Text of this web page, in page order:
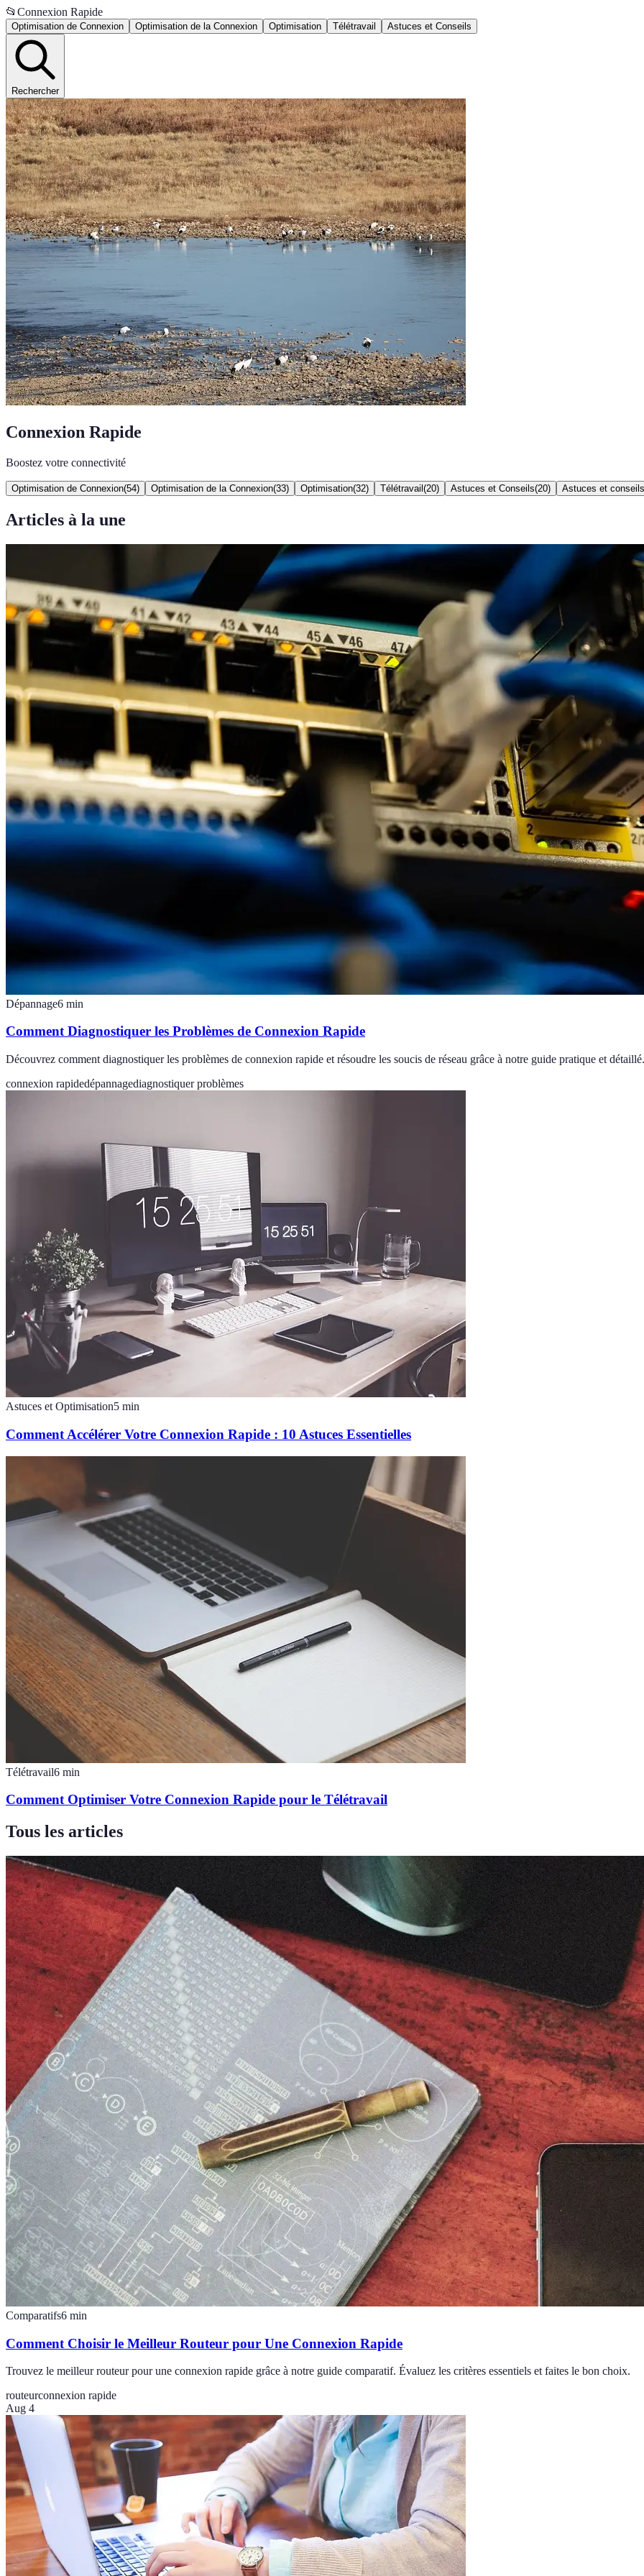
📂 Connexion Rapide
Optimisation de Connexion Optimisation de la Connexion Optimisation Télétravail Astuces et Conseils
Rechercher
Connexion Rapide
Boostez votre connectivité
Optimisation de Connexion(54) Optimisation de la Connexion(33) Optimisation(32) Télétravail (20) Astuces et Conseils(20) Astuces et conseils
Articles à la une
Dépannage6 min
Comment Diagnostiquer les Problèmes de Connexion Rapide
Découvrez comment diagnostiquer les problèmes de connexion rapide et résoudre les soucis de réseau grâce à notre guide pratique et détaillé.
connexion rapidedépannagediagnostiquer problèmes
Astuces et Optimisation5 min
Comment Accélérer Votre Connexion Rapide : 10 Astuces Essentielles
Télétravail6 min
Comment Optimiser Votre Connexion Rapide pour le Télétravail
Tous les articles
Comparatifs6 min
Comment Choisir le Meilleur Routeur pour Une Connexion Rapide
Trouvez le meilleur routeur pour une connexion rapide grâce à notre guide comparatif. Évaluez les critères essentiels et faites le bon choix.
routeurconnexion rapide
Aug 4